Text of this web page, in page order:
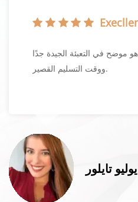
موضح في التعبئة الجيدة جدًا
ووقت التسليم القصير.
يوليو تايلور